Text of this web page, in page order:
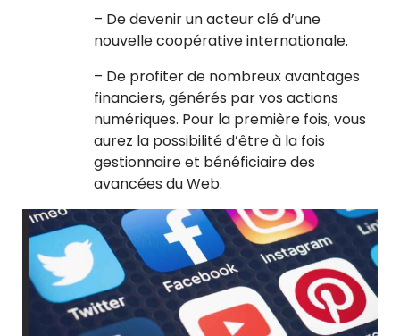
– De devenir un acteur clé d’une
nouvelle coopérative internationale.
– De profiter de nombreux avantages
financiers, générés par vos actions
numériques. Pour la première fois, vous
aurez la possibilité d’être à la fois
gestionnaire et bénéficiaire des
avancées du Web.